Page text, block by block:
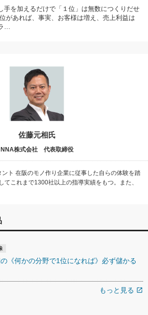
手を加えるだけで「１位」は無数につくりだせ
があれば、事実、お客様は増え、売上利益は
…
佐藤元相氏
NNA株式会社 代表取締役
ト 在阪のモノ作り企業に従事した自らの体験を踏
てこれまで1300社以上の指導実績をもつ。また、
《何かの分野で1位になれば》必ず儲かる
もっと見る open_in_new